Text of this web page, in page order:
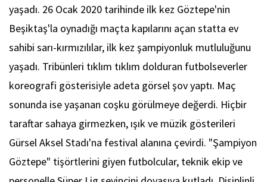
yaşadı. 26 Ocak 2020 tarihinde ilk kez Göztepe'nin
Beşiktaş'la oynadığı maçta kapılarını açan statta ev
sahibi sarı-kırmızılılar, ilk kez şampiyonluk mutluluğunu
yaşadı. Tribünleri tıklım tıklım dolduran futbolseverler
koreografi gösterisiyle adeta görsel şov yaptı. Maç
sonunda ise yaşanan coşku görülmeye değerdi. Hiçbir
taraftar sahaya girmezken, ışık ve müzik gösterileri
Gürsel Aksel Stadı'na festival alanına çevirdi. "Şampiyon
Göztepe" tişörtlerini giyen futbolcular, teknik ekip ve